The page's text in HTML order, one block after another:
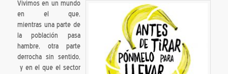
Vivimos en un mundo
en el que,
mientras una parte de
la población pasa
hambre, otra parte
derrocha sin sentido,
y en el que el sector